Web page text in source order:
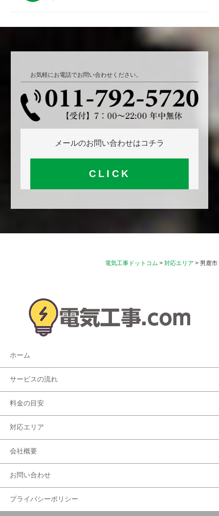
お気軽にお電話でお問い合わせください。
メールのお問い合わせはコチラ
CLICK
電気工事ドットコム > 対応エリア > 男鹿市
ホーム
サービスの流れ
料金の目安
対応エリア
会社概要
お問い合わせ
プライバシーポリシー